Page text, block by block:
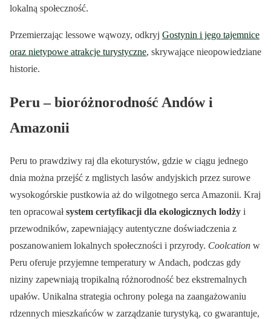
lokalną społeczność.
Przemierzając lessowe wąwozy, odkryj Gostynin i jego tajemnice
oraz nietypowe atrakcje turystyczne, skrywające nieopowiedziane
historie.
Peru – bioróżnorodność Andów i
Amazonii
Peru to prawdziwy raj dla ekoturystów, gdzie w ciągu jednego
dnia można przejść z mglistych lasów andyjskich przez surowe
wysokogórskie pustkowia aż do wilgotnego serca Amazonii. Kraj
ten opracowałsystem certyfikacji dla ekologicznych lodży i
przewodników, zapewniający autentyczne doświadczenia z
poszanowaniem lokalnych społeczności i przyrody. Coolcation w
Peru oferuje przyjemne temperatury w Andach, podczas gdy
niziny zapewniają tropikalną różnorodność bez ekstremalnych
upałów. Unikalna strategia ochrony polega na zaangażowaniu
rdzennych mieszkańców w zarządzanie turystyką, co gwarantuje,